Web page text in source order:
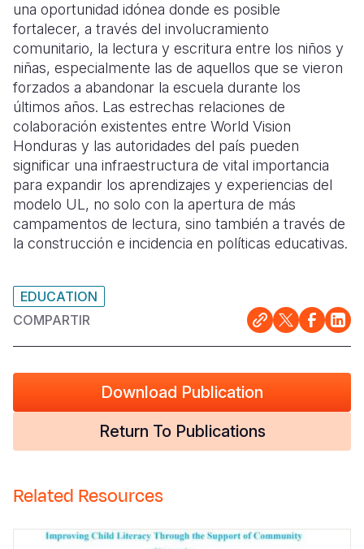
una oportunidad idónea donde es posible
fortalecer, a través del involucramiento
comunitario, la lectura y escritura entre los niños y
niñas, especialmente las de aquellos que se vieron
forzados a abandonar la escuela durante los
últimos años. Las estrechas relaciones de
colaboración existentes entre World Vision
Honduras y las autoridades del país pueden
significar una infraestructura de vital importancia
para expandir los aprendizajes y experiencias del
modelo UL, no solo con la apertura de más
campamentos de lectura, sino también a través de
la construcción e incidencia en políticas educativas.
EDUCATION
COMPARTIR
Download Publication
Return To Publications
Related Resources